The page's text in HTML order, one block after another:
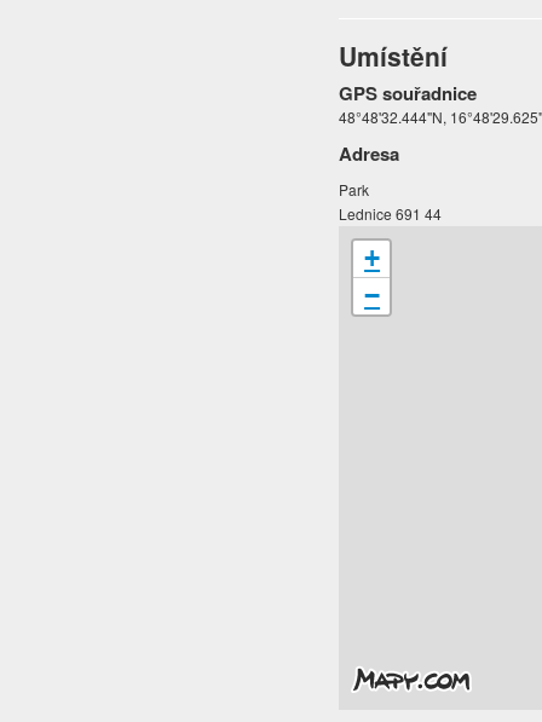
Umístění
GPS souřadnice
48°48'32.444"N,
Adresa
Park
Lednice 691 44
+
−